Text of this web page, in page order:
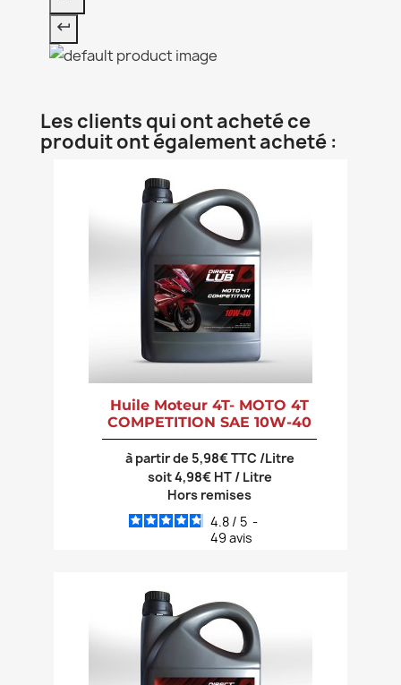
Les clients qui ont acheté ce
produit ont également acheté :
Huile Moteur 4T- MOTO 4T
COMPETITION SAE 10W-40
à partir de 5,98€ TTC /Litre
soit 4,98€ HT / Litre
Hors remises
4.8 / 5 -
49 avis